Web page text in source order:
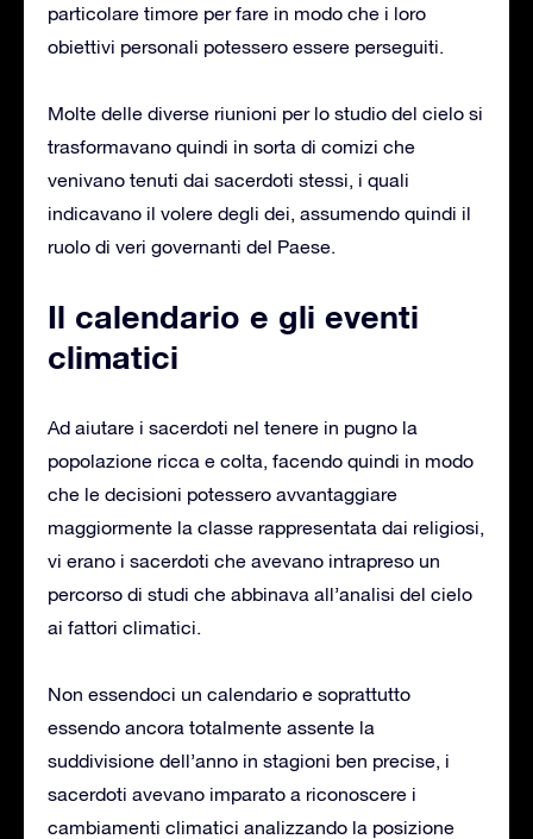
particolare timore per fare in modo che i loro
obiettivi personali potessero essere perseguiti.
Molte delle diverse riunioni per lo studio del cielo si
trasformavano quindi in sorta di comizi che
venivano tenuti dai sacerdoti stessi, i quali
indicavano il volere degli dei, assumendo quindi il
ruolo di veri governanti del Paese.
Il calendario e gli eventi
climatici
Ad aiutare i sacerdoti nel tenere in pugno la
popolazione ricca e colta, facendo quindi in modo
che le decisioni potessero avvantaggiare
maggiormente la classe rappresentata dai religiosi,
vi erano i sacerdoti che avevano intrapreso un
percorso di studi che abbinava all’analisi del cielo
ai fattori climatici.
Non essendoci un calendario e soprattutto
essendo ancora totalmente assente la
suddivisione dell’anno in stagioni ben precise, i
sacerdoti avevano imparato a riconoscere i
cambiamenti climatici analizzando la posizione